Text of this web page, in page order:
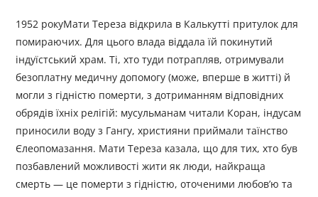
1952 рокуМати Тереза відкрила в Калькутті притулок для
помираючих. Для цього влада віддала їй покинутий
індуїстський храм. Ті, хто туди потрапляв, отримували
безоплатну медичну допомогу (може, вперше в житті) й
могли з гідністю померти, з дотриманням відповідних
обрядів їхніх релігій: мусульманам читали Коран, індусам
приносили воду з Гангу, християни приймали таїнство
Єлеопомазання. Мати Тереза казала, що для тих, хто був
позбавлений можливості жити як люди, найкраща
смерть — це померти з гідністю, оточеними любов’ю та